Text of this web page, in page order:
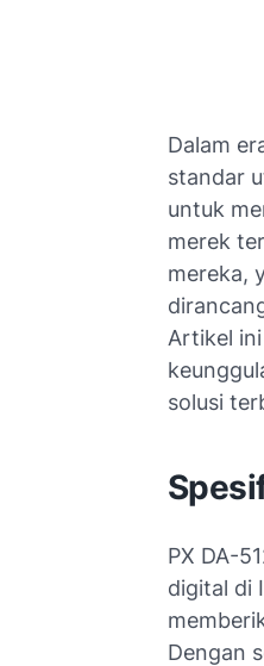
Dalam
standar
untuk
merek
mereka,
Artikel
solusi
PX DA-
digital di
Dengan